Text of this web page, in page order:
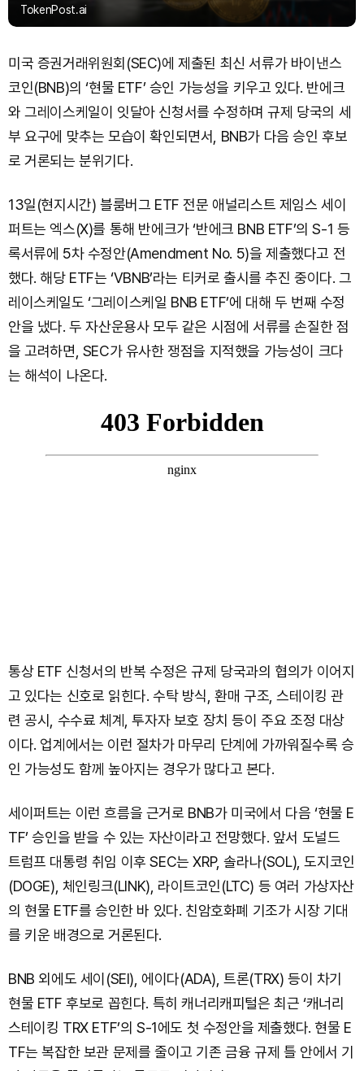
TokenPost.ai
미국 증권거래위원회(SEC)에 제출된 최신 서류가 바이낸스
코인(BNB)의 ‘현물 ETF’ 승인 가능성을 키우고 있다. 반에크
와 그레이스케일이 잇달아 신청서를 수정하며 규제 당국의 세
부 요구에 맞추는 모습이 확인되면서, BNB가 다음 승인 후보
로 거론되는 분위기다.
13일(현지시간) 블룸버그 ETF 전문 애널리스트 제임스 세이
퍼트는 엑스(X)를 통해 반에크가 ‘반에크 BNB ETF’의 S-1 등
록서류에 5차 수정안(Amendment No. 5)을 제출했다고 전
했다. 해당 ETF는 ‘VBNB’라는 티커로 출시를 추진 중이다. 그
레이스케일도 ‘그레이스케일 BNB ETF’에 대해 두 번째 수정
안을 냈다. 두 자산운용사 모두 같은 시점에 서류를 손질한 점
을 고려하면, SEC가 유사한 쟁점을 지적했을 가능성이 크다
는 해석이 나온다.
통상 ETF 신청서의 반복 수정은 규제 당국과의 협의가 이어지
고 있다는 신호로 읽힌다. 수탁 방식, 환매 구조, 스테이킹 관
련 공시, 수수료 체계, 투자자 보호 장치 등이 주요 조정 대상
이다. 업계에서는 이런 절차가 마무리 단계에 가까워질수록 승
인 가능성도 함께 높아지는 경우가 많다고 본다.
세이퍼트는 이런 흐름을 근거로 BNB가 미국에서 다음 ‘현물 E
TF’ 승인을 받을 수 있는 자산이라고 전망했다. 앞서 도널드
트럼프 대통령 취임 이후 SEC는 XRP, 솔라나(SOL), 도지코인
(DOGE), 체인링크(LINK), 라이트코인(LTC) 등 여러 가상자산
의 현물 ETF를 승인한 바 있다. 친암호화폐 기조가 시장 기대
를 키운 배경으로 거론된다.
BNB 외에도 세이(SEI), 에이다(ADA), 트론(TRX) 등이 차기
현물 ETF 후보로 꼽힌다. 특히 캐너리캐피털은 최근 ‘캐너리
스테이킹 TRX ETF’의 S-1에도 첫 수정안을 제출했다. 현물 E
TF는 복잡한 보관 문제를 줄이고 기존 금융 규제 틀 안에서 기